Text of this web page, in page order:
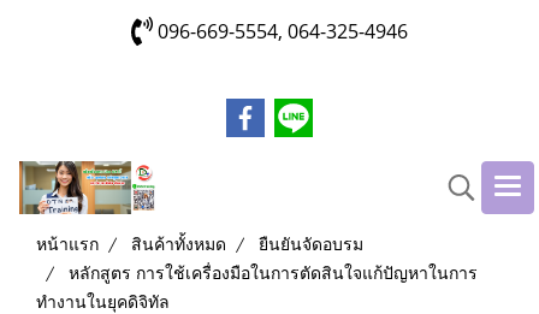
096-669-5554, 064-325-4946
หน้าแรก สินค้าทั้งหมด
ยืนยันจัดอบรม
หลักสูตร การใช้เครื่องมือในการตัดสินใจแก้ปัญหาในการ
ทำงานในยุคดิจิทัล